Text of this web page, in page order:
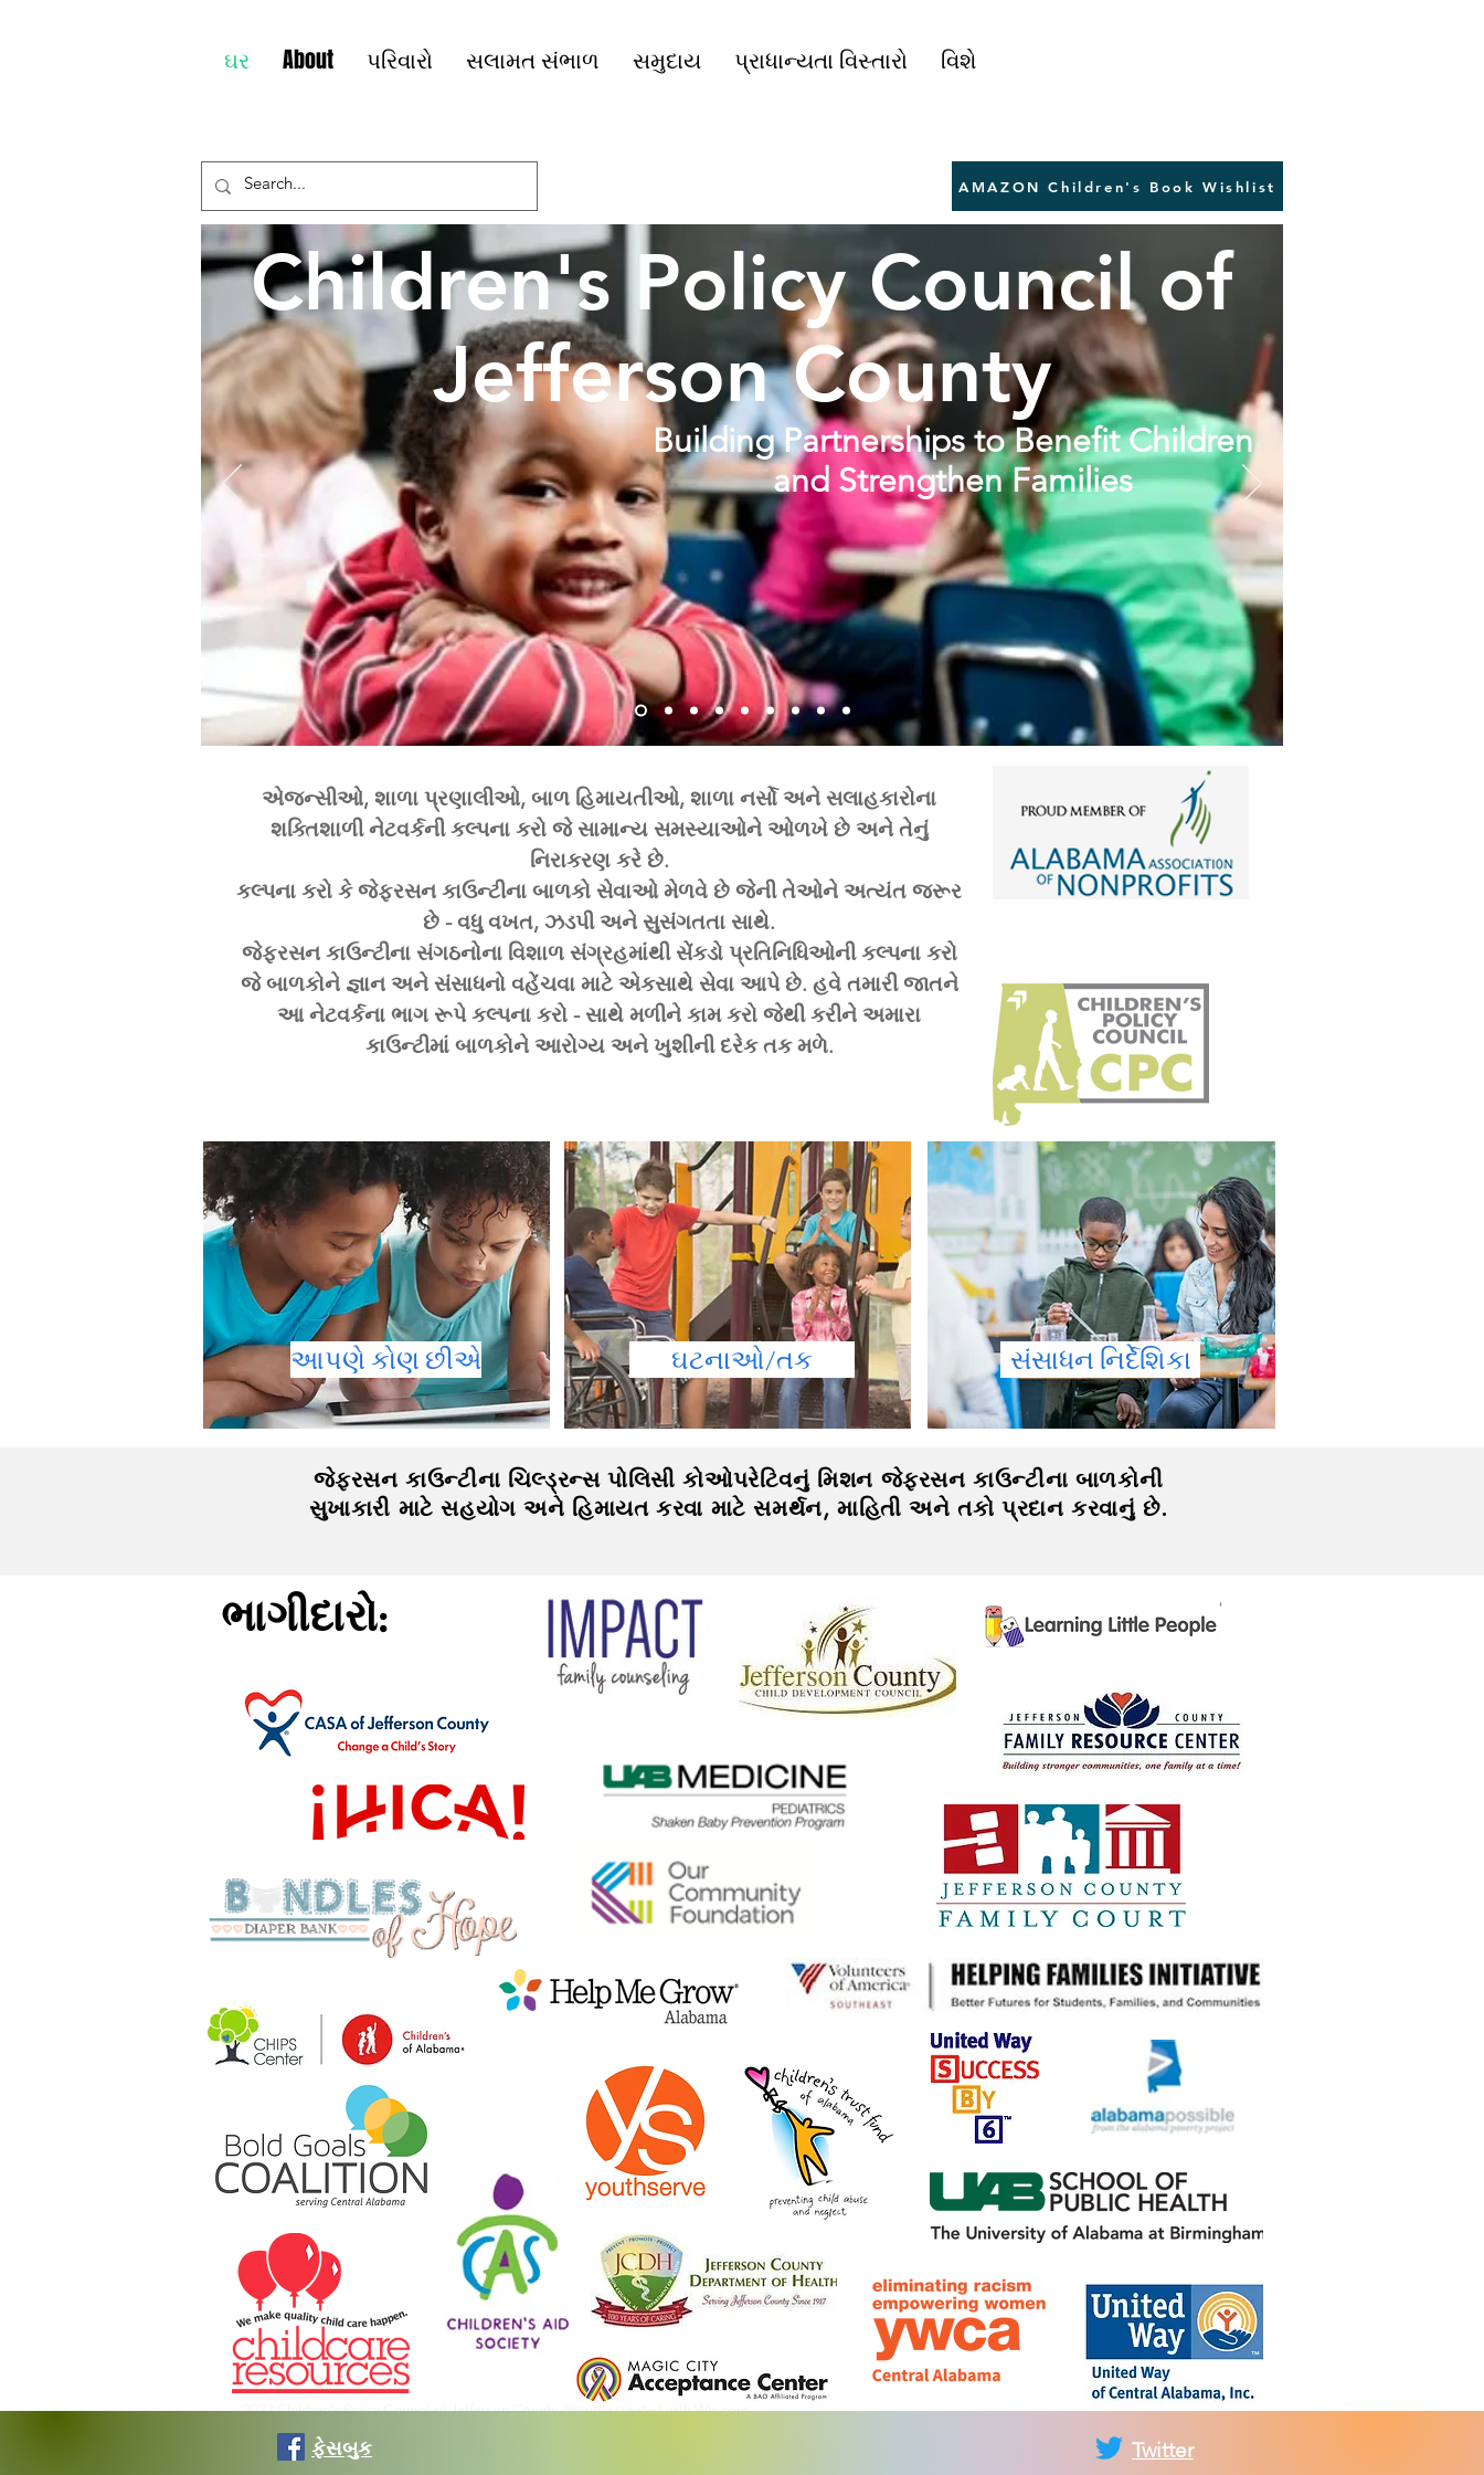
ઘર About પરિવારો સલામત સંભાળ સમુદાય પ્રાધાન્યતા વિસ્તારો વિશે
AMAZON Children's Book Wishlist
Children's Policy Council of
Jefferson County
Building Partnerships to Benefit Children
and Strengthen Families
એજન્સીઓ, શાળા પ્રણાલીઓ, બાળ હિમાયતીઓ, શાળા નર્સો અને સલાહકારોના
શક્તિશાળી નેટવર્કની કલ્પના કરો જે સામાન્ય સમસ્યાઓને ઓળખે છે અને તેનું
નિરાકરણ કરે છે.
કલ્પના કરો કે જેફરસન કાઉન્ટીના બાળકો સેવાઓ મેળવે છે જેની તેઓને અત્યંત જરૂર
છે - વધુ વખત, ઝડપી અને સુસંગતતા સાથે.
જેફરસન કાઉન્ટીના સંગઠનોના વિશાળ સંગ્રહમાંથી સેંકડો પ્રતિનિધિઓની કલ્પના કરો
જે બાળકોને જ્ઞાન અને સંસાધનો વહેંચવા માટે એકસાથે સેવા આપે છે. હવે તમારી જાતને
આ નેટવર્કના ભાગ રૂપે કલ્પના કરો - સાથે મળીને કામ કરો જેથી કરીને અમારા
કાઉન્ટીમાં બાળકોને આરોગ્ય અને ખુશીની દરેક તક મળે.
આપણે કોણ છીએ ઘટનાઓ/તક સંસાધન નિર્દેશિકા
જેફરસન કાઉન્ટીના ચિલ્ડ્રન્સ પોલિસી કોઓપરેટિવનું મિશન જેફરસન કાઉન્ટીના બાળકોની
સુખાકારી માટે સહયોગ અને હિમાયત કરવા માટે સમર્થન, માહિતી અને તકો પ્રદાન કરવાનું છે.
ભાગીદારો:
2022 Children's Policy Council of Jefferson County. Proudly created withWix.com
ફેસબુક Twitter